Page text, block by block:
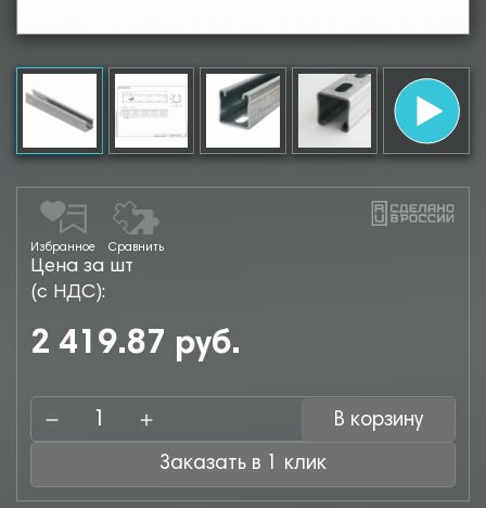
Избранное Сравнить
Цена за шт
(с НДС):
2 419.87 руб.
В корзину
Заказать в 1 клик